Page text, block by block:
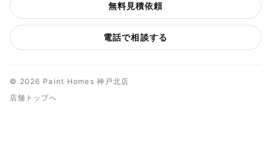
無料見積依頼
電話で相談する
© 2026 Paint Homes 神戸北店
店舗トップへ